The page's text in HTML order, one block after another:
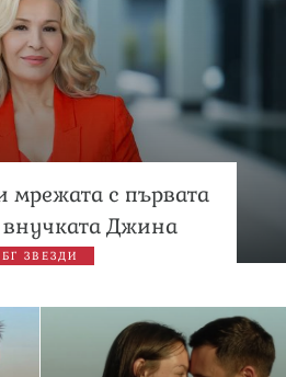
мрежата с първата
Джина
БГ ЗВЕЗДИ